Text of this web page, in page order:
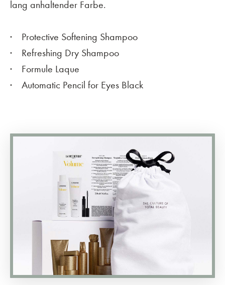
lang anhaltender Farbe.
Protective Softening Shampoo
Refreshing Dry Shampoo
Formule Laque
Automatic Pencil for Eyes Black